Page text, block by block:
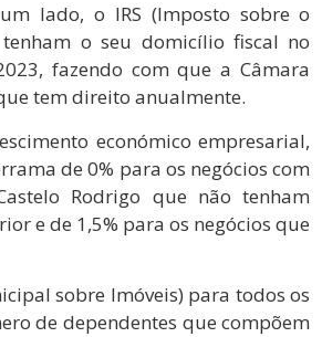
lado, o IRS (Imposto sobre o
tenham o seu domicílio fiscal no
fazendo com que a Câmara
tem direito anualmente.
económico empresarial,
de 0% para os negócios com
Rodrigo que não tenham
e de 1,5% para os negócios que
sobre Imóveis) para todos os
de dependentes que compõem